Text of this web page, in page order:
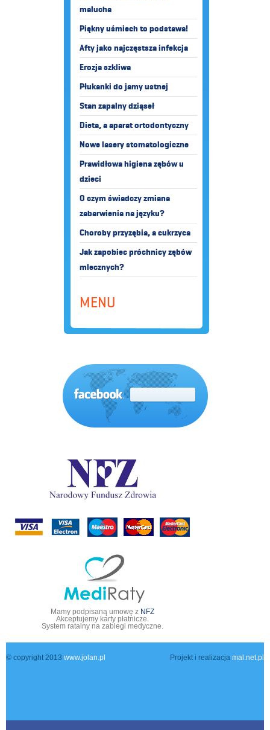
malucha
Piękny uśmiech to podstawa!
Afty jako najczęstsza infekcja
Erozja szkliwa
Płukanki do jamy ustnej
Stan zapalny dziąseł
Dieta, a aparat ortodontyczny
Nowe lasery stomatologiczne
Prawidłowa higiena zębów u
dzieci
O czym świadczy zmiana
zabarwienia na języku?
Choroby przyzębia, a cukrzyca
Jak zapobiec próchnicy zębów
mlecznych?
MENU
Mamy podpisaną umowę z NFZ
Akceptujemy karty płatnicze.
System ratalny na zabiegi medyczne.
© copyright 2013 www.jolan.pl Projekt i realizacja mal.net.pl